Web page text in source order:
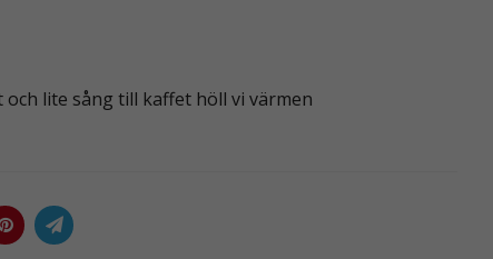
lite sång till kaffet höll vi värmen